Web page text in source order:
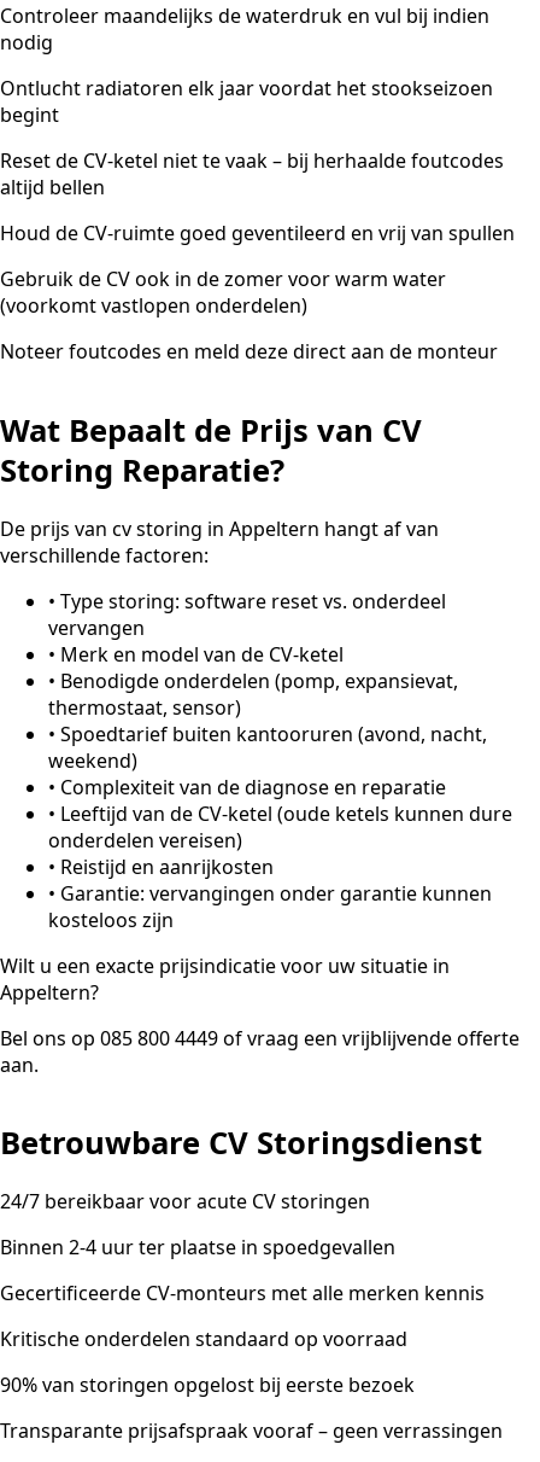
Controleer maandelijks de waterdruk en vul bij indien
nodig
Ontlucht radiatoren elk jaar voordat het stookseizoen
begint
Reset de CV-ketel niet te vaak – bij herhaalde foutcodes
altijd bellen
Houd de CV-ruimte goed geventileerd en vrij van spullen
Gebruik de CV ook in de zomer voor warm water
(voorkomt vastlopen onderdelen)
Noteer foutcodes en meld deze direct aan de monteur
Wat Bepaalt de Prijs van CV
Storing Reparatie?
De prijs van cv storing in Appeltern hangt af van
verschillende factoren:
• Type storing: software reset vs. onderdeel
vervangen
• Merk en model van de CV-ketel
• Benodigde onderdelen (pomp, expansievat,
thermostaat, sensor)
• Spoedtarief buiten kantooruren (avond, nacht,
weekend)
• Complexiteit van de diagnose en reparatie
• Leeftijd van de CV-ketel (oude ketels kunnen dure
onderdelen vereisen)
• Reistijd en aanrijkosten
• Garantie: vervangingen onder garantie kunnen
kosteloos zijn
Wilt u een exacte prijsindicatie voor uw situatie in
Appeltern?
Bel ons op 085 800 4449 of vraag een vrijblijvende offerte
aan.
Betrouwbare CV Storingsdienst
24/7 bereikbaar voor acute CV storingen
Binnen 2-4 uur ter plaatse in spoedgevallen
Gecertificeerde CV-monteurs met alle merken kennis
Kritische onderdelen standaard op voorraad
90% van storingen opgelost bij eerste bezoek
Transparante prijsafspraak vooraf – geen verrassingen